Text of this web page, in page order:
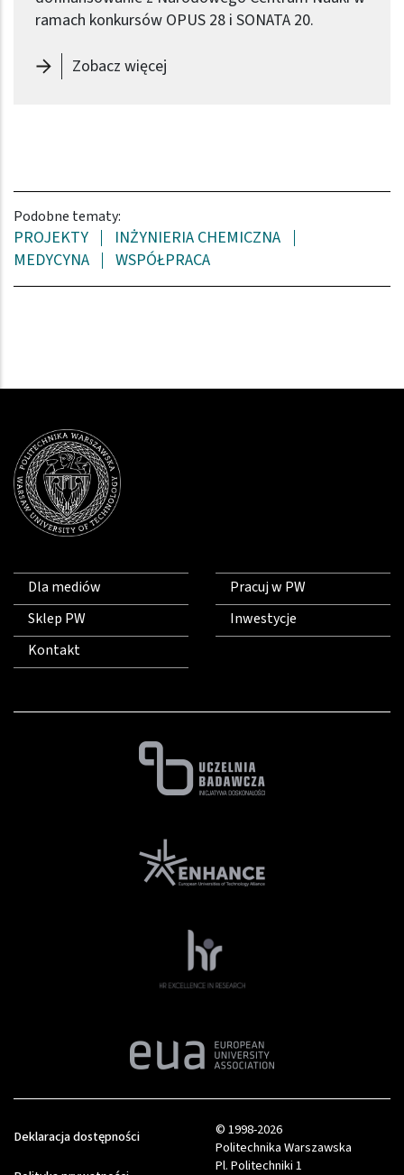
ramach konkursów OPUS 28 i SONATA 20.
Zobacz więcej-
Podobne tematy:
PROJEKTY
INŻYNIERIA CHEMICZNA
MEDYCYNA
WSPÓŁPRACA
Dla mediów
Sklep PW
Kontakt
Pracuj w PW
Inwestycje
© 1998-2026
Politechnika Warszawska
Pl. Politechniki 1
Deklaracja dostępności